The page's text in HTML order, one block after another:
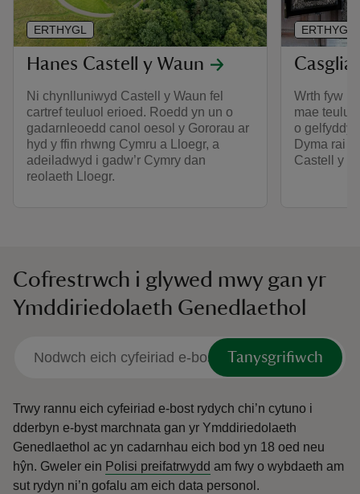
Hanes Castell y Waun
Ni chynlluniwyd Castell y Waun fel
cartref teuluol erioed. Roedd yn un o
gadarnleoedd canol oesol y Gororau ar
hyd y ffin rhwng Cymru a Lloegr, a
adeiladwyd i gadw’r Cymry dan
reolaeth Lloegr.
ERTHYGL
Wrth fyw
mae
o
Dyma rai
Castell y
ERTHYGL
Cofrestrwch i glywed mwy gan yr
Ymddiriedolaeth Genedlaethol
Tanysgrifiwch
Trwy rannu eich cyfeiriad e-bost rydych chi’n cytuno i
dderbyn e-byst marchnata gan yr Ymddiriedolaeth
Genedlaethol ac yn cadarnhau eich bod yn 18 oed neu
hŷn. Gweler ein Polisi preifatrwydd am fwy o wybdaeth am
sut rydyn ni’n gofalu am eich data personol.